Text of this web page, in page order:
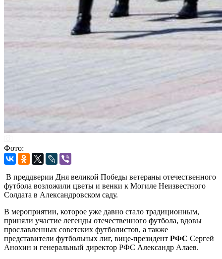
Фото:
В преддверии Дня великой Победы ветераны отечественного
футбола возложили цветы и венки к Могиле Неизвестного
Солдата в Александровском саду.
В мероприятии, которое уже давно стало традиционным,
приняли участие легенды отечественного футбола, вдовы
прославленных советских футболистов, а также
представители футбольных лиг, вице-президент РФС Сергей
Анохин и генеральный директор РФС Александр Алаев.